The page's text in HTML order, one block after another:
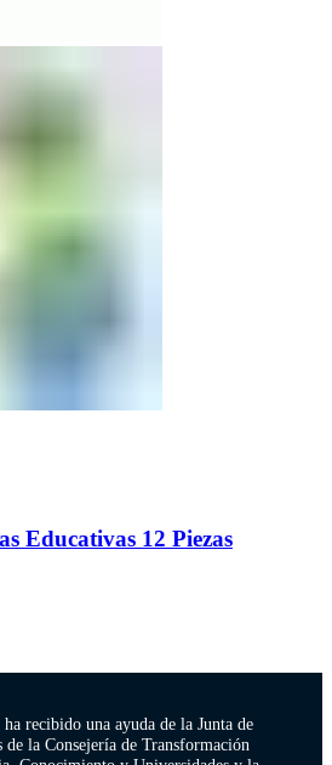
Educativas 12 Piezas
ha recibido una ayuda de la Junta de
de la Consejería de Transformación